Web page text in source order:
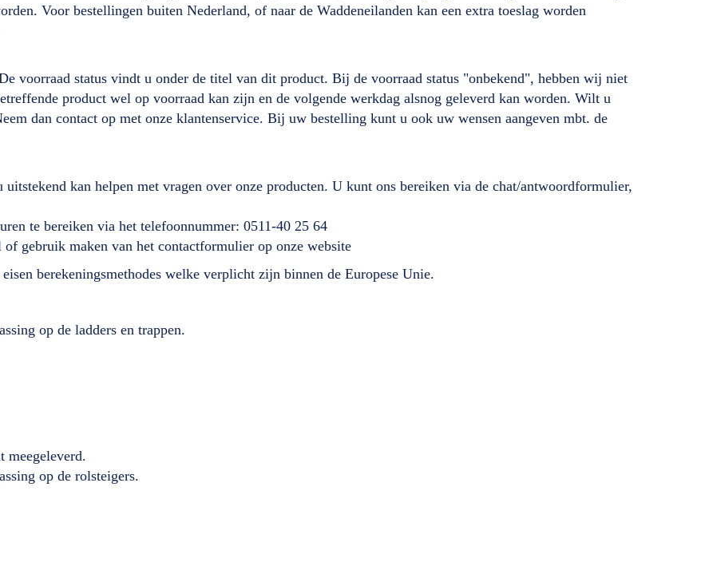
Voor bestellingen buiten Nederland, of naar de Waddeneilanden kan een extra toeslag worden
voorraad status vindt u onder de titel van dit product. Bij de voorraad status "onbekend", hebben wij niet
product wel op voorraad kan zijn en de volgende werkdag alsnog geleverd kan worden. Wilt u
dan contact op met onze klantenservice. Bij uw bestelling kunt u ook uw wensen aangeven mbt. de
kan helpen met vragen over onze producten. U kunt ons bereiken via de chat/antwoordformulier,
te bereiken via het telefoonnummer: 0511-40 25 64
gebruik maken van het contactformulier op onze website
berekeningsmethodes welke verplicht zijn binnen de Europese Unie.
op de ladders en trappen.
meegeleverd.
op de rolsteigers.